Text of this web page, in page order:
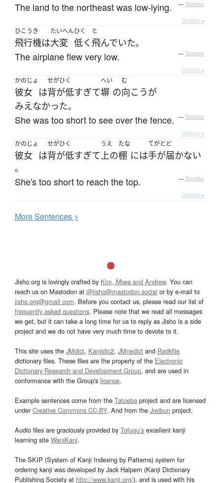
The land to the northeast was low-lying. — Tatoeba
Details ▸
ひこうき
飛行機は
たいへん
大変
ひく
低く
と
飛んでいた。
The airplane flew very low. — Tatoeba
Details ▸
かのじょ
彼女 は
せがひく
背が低すぎて
へい
塀 の
む
向こうが
みえなかった。
She was too short to see over the fence. — Tatoeba
Details ▸
かのじょ
彼女 は
せがひく
背が低すぎて
うえ
上の
たな
棚 には
てがとど
手が届かない
。
She's too short to reach the top. — Tatoeba
Details ▸
MoreSentences >
Jisho.org is lovingly crafted by Kim, Miwa and Andrew. You can
reach us on Mastodon at @jisho@mastodon.social or by e-mail to
jisho.org@gmail.com. Before you contact us, please read our list of
frequently asked questions. Please note that we read all messages
we get, but it can take a long time for us to reply as Jisho is a side
project and we do not have very much time to devote to it.
This site uses the JMdict, Kanjidic2, JMnedict and Radkfile
dictionary files. These files are the property of the Electronic
Dictionary Research and Development Group, and are used in
conformance with the Group's licence.
Example sentences come from the Tatoeba project and are licensed
underCreative Commons CC-BY. And from the Jreibun project.
Audio files are graciously provided by Tofugu’s excellent kanji
learning site WaniKani.
The SKIP (System of Kanji Indexing by Patterns) system for
ordering kanji was developed by Jack Halpern (Kanji Dictionary
Publishing Society at http://www.kanji.org/), and is used with his